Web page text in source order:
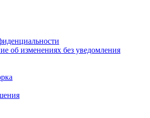
об изменениях без уведомления